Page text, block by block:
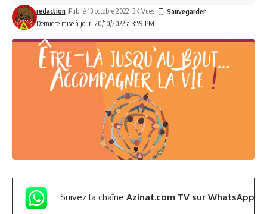
Dernière mise à jour: 20/10/2022 à 3:59 PM
redaction Publié 13 octobre 2022 3K Vues
Suivez la chaîne Azinat.com TV sur WhatsApp